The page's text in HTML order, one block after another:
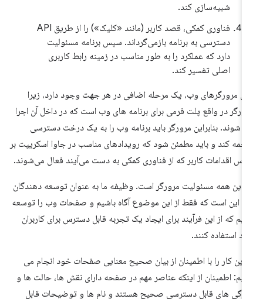
شبیه‌سازی کند.
فناوری کمکی، قصد کاربر (مانند «کلیک») را از طریق API
دسترسی به برنامه بازمی‌گرداند. سپس برنامه مسئولیت
دارد که عملکرد را به طور مناسب در زمینه رابط کاربری
اصلی تفسیر کند.
مرورگرهای وب، یک مرحله اضافی در هر جهت وجود دارد، زیرا
در واقع پلت فرمی برای برنامه های وب است که در داخل آن اجرا
شوند. بنابراین مرورگر باید برنامه وب را به یک درخت دسترسی
کند و باید مطمئن شود که رویدادهای مناسب در جاوا اسکریپت بر
اقدامات کاربر که از فناوری کمکی به دست می‌آیند فعال می‌شوند.
این همه مسئولیت مرورگر است. وظیفه ما به عنوان توسعه دهندگان
این است که فقط از این موضوع آگاه باشیم و صفحات وب را توسعه
که از این فرآیند برای ایجاد یک تجربه قابل دسترس برای کاربران
استفاده کنند.
این کار را با اطمینان از بیان صحیح معنایی صفحات خود انجام می
اطمینان از اینکه عناصر مهم در صفحه دارای نقش ها، حالت ها و
های قابل دسترسی صحیح هستند و نام ها و توضیحات قابل